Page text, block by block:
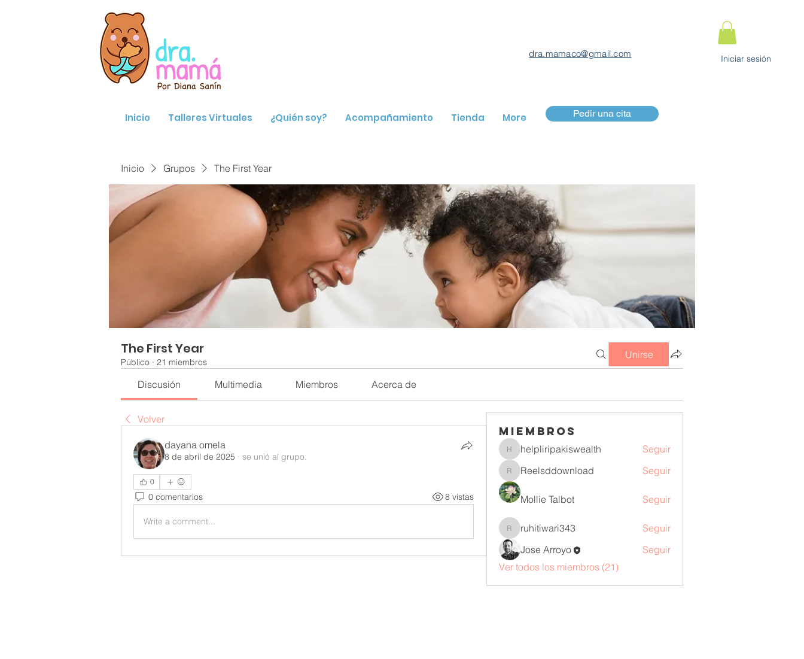
dra.mamaco@gmail.com Iniciar sesión
Inicio Talleres Virtuales ¿Quién soy? Acompañamiento Tienda More Pedir una cita
Inicio Grupos The First Year
The First Year
Público · 21 miembros
Unirse
Discusión Multimedia Miembros Acerca de
Volver
dayana omela
8 de abril de 2025 · se unió al grupo.
0
0 comentarios 8 vistas
Write a comment...
Miembros
helpliripakiswealth
helpliripakiswealth Seguir
Reelsddownload
Reelsddownload Seguir
Mollie Talbot Seguir
ruhitiwari343
ruhitiwari343
Seguir
Jose Arroyo
Seguir
Ver todos los miembros (21)